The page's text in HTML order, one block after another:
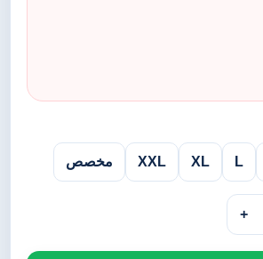
L
XL
XXL مخصص
+